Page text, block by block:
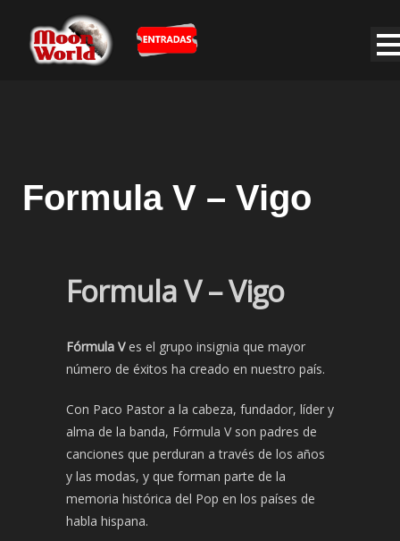
Formula V – Vigo
Formula V – Vigo
Fórmula Ves el grupo insignia que mayor
número de éxitos ha creado en nuestro país.
Con Paco Pastor a la cabeza, fundador, líder y
alma de la banda, Fórmula V son padres de
canciones que perduran a través de los años
y las modas, y que forman parte de la
memoria histórica del Pop en los países de
habla hispana.